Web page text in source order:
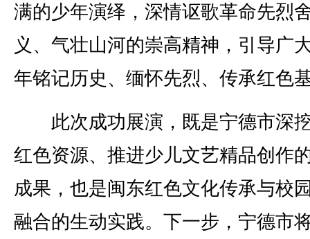
满的少年演绎，深情讴歌革命先烈
义、气壮山河的崇高精神，引导广
年铭记历史、缅怀先烈、传承红色
此次成功展演，既是宁德市深
红色资源、推进少儿文艺精品创作
成果，也是闽东红色文化传承与校
融合的生动实践。下一步，宁德市